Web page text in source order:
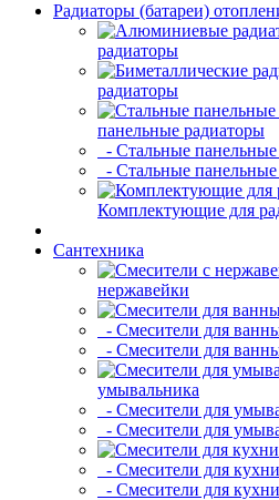
Радиаторы (батареи)
радиаторы
радиаторы
панельные радиаторы
- Стальные
- Стальные
Комплектующие для
Сантехника
нержавейки
- Смесители для
- Смесители для
умывальника
- Смесители для
- Смесители для
- Смесители для
- Смесители для